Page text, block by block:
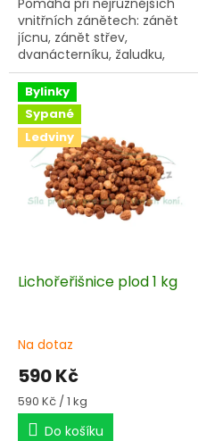
vnitřních zánětech: zánět
jícnu, zánět střev,
dvanácterníku, žaludku,
včetně žaludečních vředů.
Bylinky
Sypané
Ledviny
Lichořeřišnice plod 1 kg
Na dotaz
590 Kč
Měrná
cena:
590 Kč / 1 kg
Do košíku